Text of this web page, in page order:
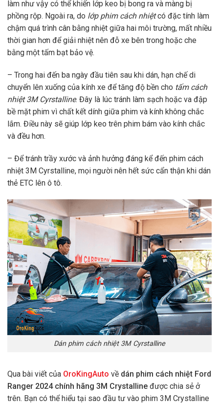
làm như vậy có thể khiến lớp keo bị bong ra và màng bị
phồng rộp. Ngoài ra, do lớp phim cách nhiệtcó đặc tính làm
chậm quá trình cân bằng nhiệt giữa hai môi trường, mất nhiều
thời gian hơn để giải nhiệt nên đỗ xe bên trong hoặc che
bằng một tấm bạt bảo vệ.
– Trong hai đến ba ngày đầu tiên sau khi dán, hạn chế di
chuyển lên xuống của kính xe để tăng độ bền cho tấm cách
nhiệt 3M Cyrstalline. Đây là lúc tránh làm sạch hoặc va đập
bề mặt phim vì chất kết dính giữa phim và kính không chắc
lắm. Điều này sẽ giúp lớp keo trên phim bám vào kính chắc
và đều hơn.
– Để tránh trầy xước và ảnh hưởng đáng kể đến phim cách
nhiệt 3M Cyrstalline, mọi người nên hết sức cẩn thận khi dán
thẻ ETC lên ô tô.
Dán phim cách nhiệt 3M Cyrstalline
Qua bài viết của OroKingAuto về dán phim cách nhiệt Ford
Ranger 2024 chính hãng 3M Crystalline được chia sẻ ở
trên. Bạn có thể hiểu tại sao đầu tư vào phim 3M Crystalline